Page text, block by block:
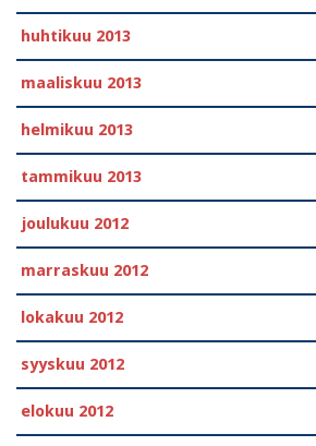
huhtikuu 2013
maaliskuu 2013
helmikuu 2013
tammikuu 2013
joulukuu 2012
marraskuu 2012
lokakuu 2012
syyskuu 2012
elokuu 2012